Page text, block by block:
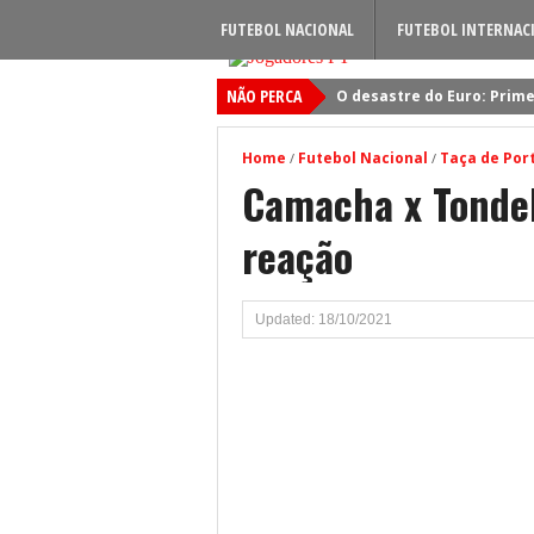
FUTEBOL NACIONAL FUTEBOL
NÃO PERCA
O desastre do Euro:
Sporting: Soluções
Viktor Gyokeres: Torna-
Quando será jogado o
Home / Futebol Nacional / Taça de
Camacha x
reação
Updated: 18/10/2021